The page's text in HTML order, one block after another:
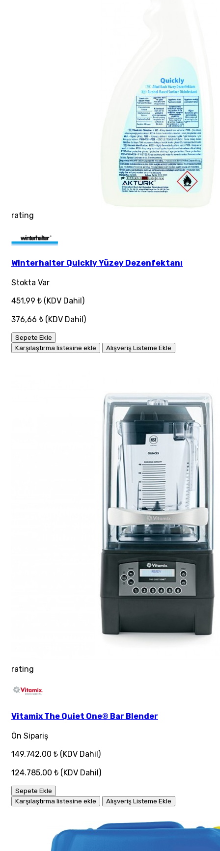
rating
Winterhalter Quickly Yüzey Dezenfektanı
Stokta Var
451,99 ₺ (KDV Dahil)
376,66 ₺ (KDV Dahil)
Sepete Ekle
Karşılaştırma listesine ekle
Alışveriş Listeme Ekle
rating
Vitamix The Quiet One® Bar Blender
Ön Sipariş
149.742,00 ₺ (KDV Dahil)
124.785,00 ₺ (KDV Dahil)
Sepete Ekle
Karşılaştırma listesine ekle
Alışveriş Listeme Ekle